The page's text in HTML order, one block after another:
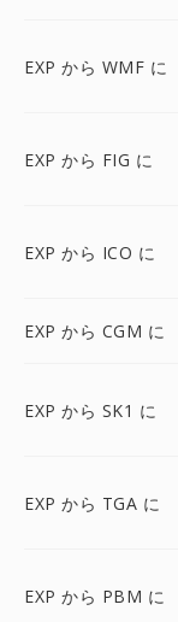
EXP から WMF に
EXP から FIG に
EXP から ICO に
EXP から CGM に
EXP から SK1 に
EXP から TGA に
EXP から PBM に